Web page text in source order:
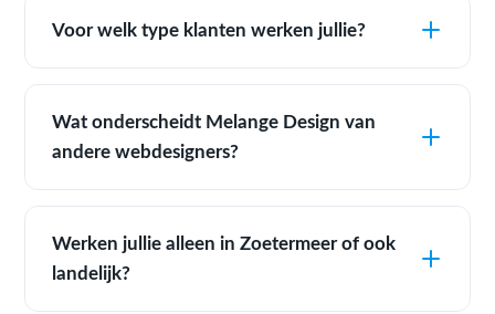
Voor welk type klanten werken jullie?
Wat onderscheidt Melange Design van
andere webdesigners?
Werken jullie alleen in Zoetermeer of ook
landelijk?